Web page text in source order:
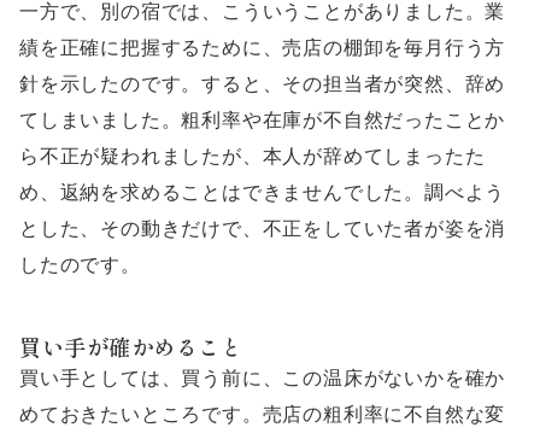
一方で、別の宿では、こういうことがありました。業
績を正確に把握するために、売店の棚卸を毎月行う方
針を示したのです。すると、その担当者が突然、辞め
てしまいました。粗利率や在庫が不自然だったことか
ら不正が疑われましたが、本人が辞めてしまったた
め、返納を求めることはできませんでした。調べよう
とした、その動きだけで、不正をしていた者が姿を消
したのです。
買い手が確かめること
買い手としては、買う前に、この温床がないかを確か
めておきたいところです。売店の粗利率に不自然な変